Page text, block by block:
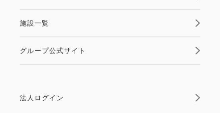
施設一覧
グループ公式サイト
法人ログイン